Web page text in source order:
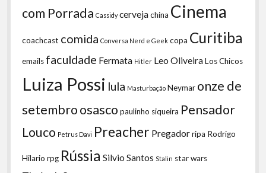
com Porrada Cassidy cervejachina Cinema
coachcast comida Conversa Nerd e Geek copa Curitiba
emails faculdade Fermata Hitler Leo OliveiraLos Chicos
Luiza Possi lula Masturbação Neymar onze de
setembroosasco paulinho siqueira Pensador
Louco Petrus Davi Preacher Pregadorripa Rodrigo
Hilario rpg Rússia Silvio Santos Stalin star wars